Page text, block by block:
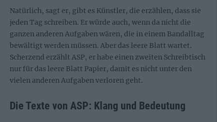
Natürlich, sagt er, gibt es Künstler, die erzählen, dass sie
jeden Tag schreiben. Er würde auch, wenn da nicht die
ganzen anderen Aufgaben wären, die in einem Bandalltag
bewältigt werden müssen. Aber das leere Blatt wartet.
Scherzend erzählt ASP, er habe einen zweiten Schreibtisch
nur für das leere Blatt Papier, damit es nicht unter den
vielen anderen Aufgaben verloren geht.
Die Texte von ASP: Klang und Bedeutung